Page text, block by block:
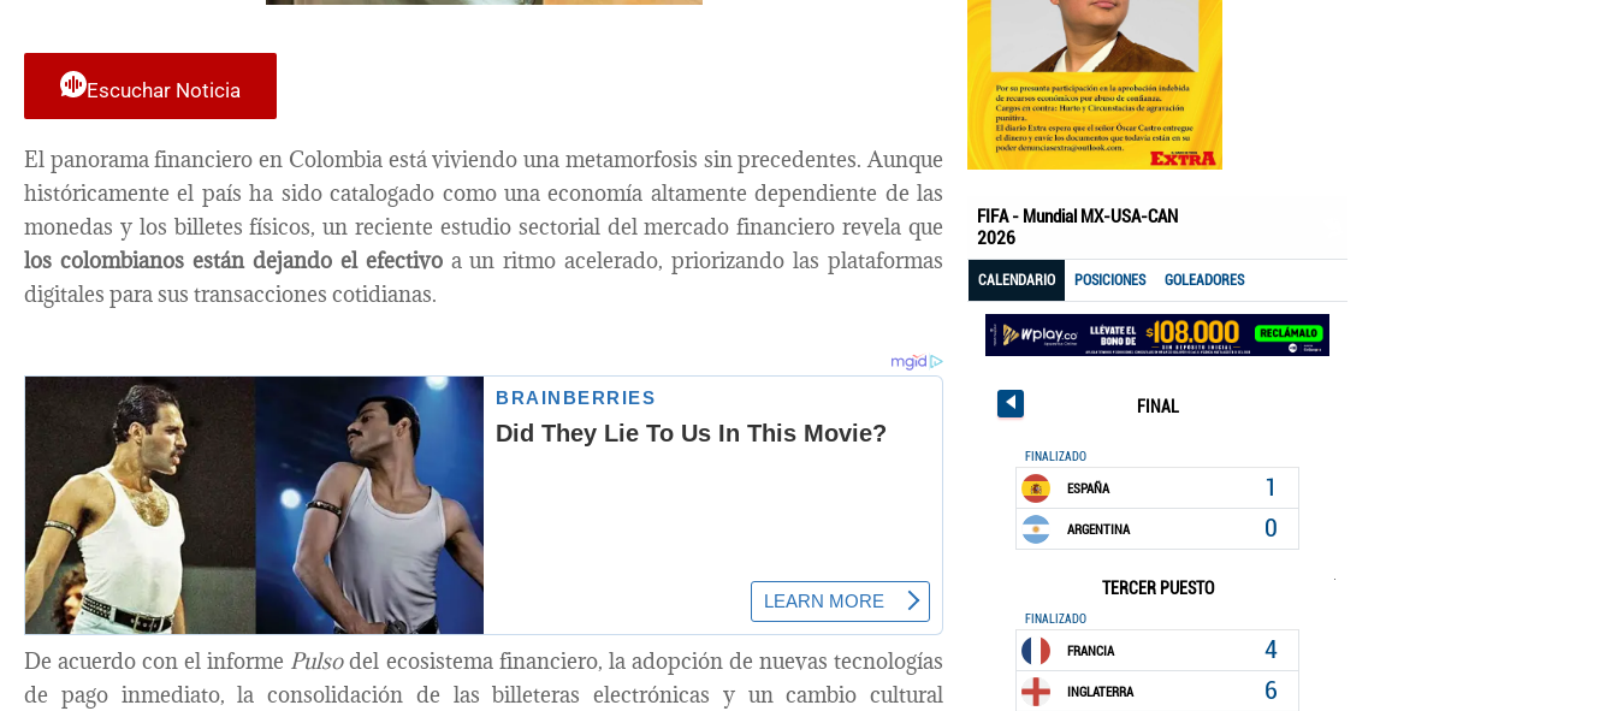
Escuchar Noticia
El panorama financiero en Colombia está viviendo una metamorfosis sin precedentes. Aunque
históricamente el país ha sido catalogado como una economía altamente dependiente de las
monedas y los billetes físicos, un reciente estudio sectorial del mercado financiero revela que
los colombianos están dejando el efectivoa un ritmo acelerado, priorizando las plataformas
digitales para sus transacciones cotidianas.
De acuerdo con el informe Pulsodel ecosistema financiero, la adopción de nuevas tecnologías
de pago inmediato, la consolidación de las billeteras electrónicas y un cambio cultural